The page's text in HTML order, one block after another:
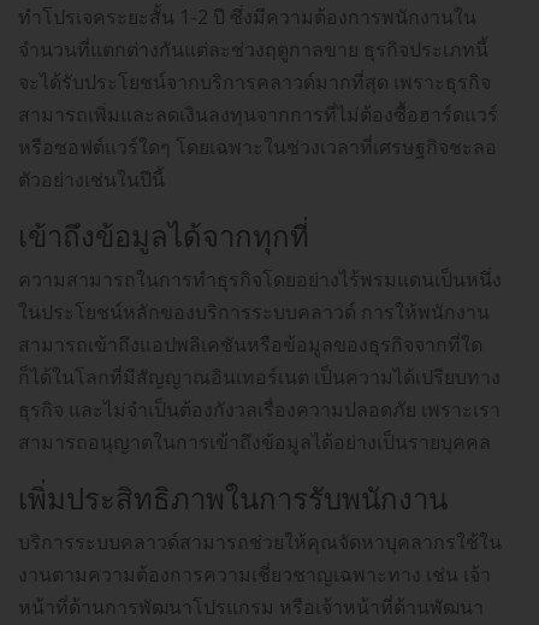
ทำโปรเจคระยะสั้น 1-2 ปี ซึ่งมีความต้องการพนักงานใน
จำนวนที่แตกต่างกันแต่ละช่วงฤดูกาลขาย ธุรกิจประเภทนี้
จะได้รับประโยชน์จากบริการคลาวด์มากที่สุด เพราะธุรกิจ
สามารถเพิ่มและลดเงินลงทุนจากการที่ไม่ต้องซื้อฮาร์ดแวร์
หรือซอฟต์แวร์ใดๆ โดยเฉพาะในช่วงเวลาที่เศรษฐกิจชะลอ
ตัวอย่างเช่นในปีนี้
เข้าถึงข้อมูลได้จากทุกที่
ความสามารถในการทำธุรกิจโดยอย่างไร้พรมแดนเป็นหนึ่ง
ในประโยชน์หลักของบริการระบบคลาวด์ การให้พนักงาน
สามารถเข้าถึงแอปพลิเคชันหรือข้อมูลของธุรกิจจากที่ใด
ก็ได้ในโลกที่มีสัญญาณอินเทอร์เนต เป็นความได้เปรียบทาง
ธุรกิจ และไม่จำเป็นต้องกังวลเรื่องความปลอดภัย เพราะเรา
สามารถอนุญาตในการเข้าถึงข้อมูลได้อย่างเป็นรายบุคคล
เพิ่มประสิทธิภาพในการรับพนักงาน
บริการระบบคลาวด์สามารถช่วยให้คุณจัดหาบุคลากรใช้ใน
งานตามความต้องการความเชี่ยวชาญเฉพาะทาง เช่น เจ้า
หน้าที่ด้านการพัฒนาโปรแกรม หรือเจ้าหน้าที่ด้านพัฒนา